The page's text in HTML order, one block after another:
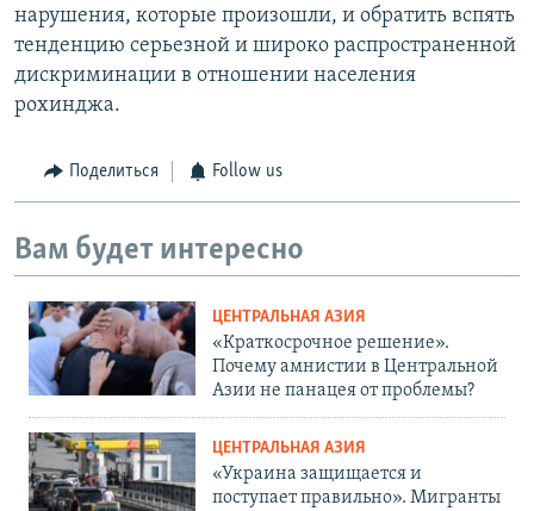
нарушения, которые произошли, и обратить вспять
тенденцию серьезной и широко распространенной
дискриминации в отношении населения
рохинджа.
Поделиться Follow us
Вам будет интересно
ЦЕНТРАЛЬНАЯ АЗИЯ
«Краткосрочное решение».
Почему амнистии в Центральной
Азии не панацея от проблемы?
ЦЕНТРАЛЬНАЯ АЗИЯ
«Украина защищается и
поступает правильно». Мигранты